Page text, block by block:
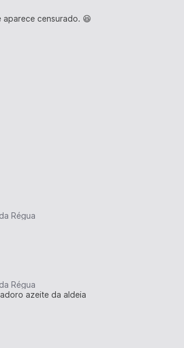
aparece censurado. 😆
Régua
Régua
azeite da aldeia